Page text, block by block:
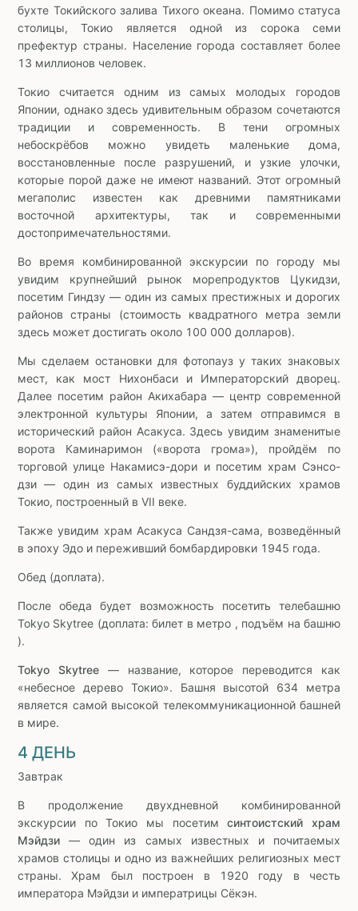
бухте Токийского залива Тихого океана. Помимо статуса
столицы, Токио является одной из сорока семи
префектур страны. Население города составляет более
13 миллионов человек.
Токио считается одним из самых молодых городов
Японии, однако здесь удивительным образом сочетаются
традиции и современность. В тени огромных
небоскрёбов можно увидеть маленькие дома,
восстановленные после разрушений, и узкие улочки,
которые порой даже не имеют названий. Этот огромный
мегаполис известен как древними памятниками
восточной архитектуры, так и современными
достопримечательностями.
Во время комбинированной экскурсии по городу мы
увидим крупнейший рынок морепродуктов Цукидзи,
посетим Гиндзу — один из самых престижных и дорогих
районов страны (стоимость квадратного метра земли
здесь может достигать около 100 000 долларов).
Мы сделаем остановки для фотопауз у таких знаковых
мест, как мост Нихонбаси и Императорский дворец.
Далее посетим район Акихабара — центр современной
электронной культуры Японии, а затем отправимся в
исторический район Асакуса. Здесь увидим знаменитые
ворота Каминаримон («ворота грома»), пройдём по
торговой улице Накамисэ-дори и посетим храм Сэнсо-
дзи — один из самых известных буддийских храмов
Токио, построенный в VII веке.
Также увидим храм Асакуса Сандзя-сама, возведённый
в эпоху Эдо и переживший бомбардировки 1945 года.
Обед (доплата).
После обеда будет возможность посетить телебашню
Tokyo Skytree (доплата: билет в метро , подъём на башню
).
Tokyo Skytree— название, которое переводится как
«небесное дерево Токио». Башня высотой 634 метра
является самой высокой телекоммуникационной башней
в мире.
4 ДЕНЬ
Завтрак
В продолжение двухдневной комбинированной
экскурсии по Токио мы посетимсинтоистский храм
Мэйдзи — один из самых известных и почитаемых
храмов столицы и одно из важнейших религиозных мест
страны. Храм был построен в 1920 году в честь
императора Мэйдзи и императрицы Сёкэн.